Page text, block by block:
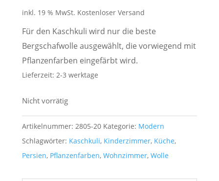
war:
690,00 €
ist:
450,00 €.
inkl. 19 % MwSt. Kostenloser Versand
Für den Kaschkuli wird nur die beste
Bergschafwolle ausgewählt, die vorwiegend mit
Pflanzenfarben eingefärbt wird.
Lieferzeit: 2-3 werktage
Nicht vorrätig
Artikelnummer: 2805-20 Kategorie: Modern
Schlagwörter: Kaschkuli, Kinderzimmer, Küche,
Persien, Pflanzenfarben, Wohnzimmer, Wolle